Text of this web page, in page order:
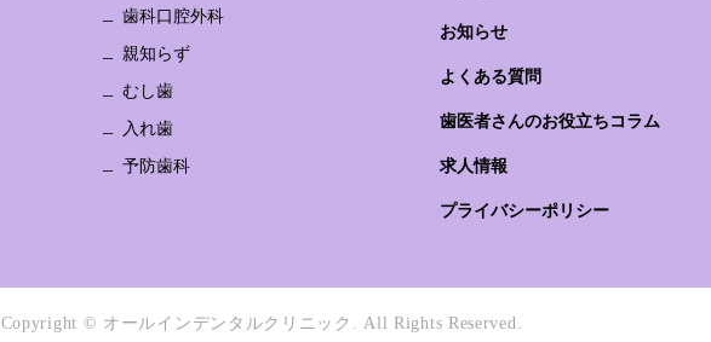
歯科口腔外科
親知らず
むし歯
入れ歯
予防歯科
お知らせ
よくある質問
歯医者さんのお役立ちコラム
求人情報
プライバシーポリシー
Copyright © オールインデンタルクリニック.All Rights Reserved.